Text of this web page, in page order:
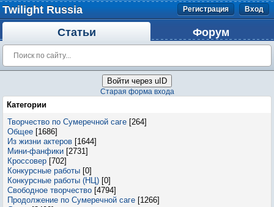
Twilight Russia Регистрация Вход
Статьи Форум
Войти через uID
Старая форма входа
Категории
Творчество по Сумеречной саге [264]
Общее [1686]
Из жизни актеров [1644]
Мини-фанфики [2731]
Кроссовер [702]
Конкурсные работы [0]
Конкурсные работы (НЦ) [0]
Свободное творчество [4794]
Продолжение по Сумеречной саге [1266]